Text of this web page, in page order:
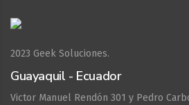
2023 Geek Soluciones.
Guayaquil - Ecuador
Victor Manuel Rendón 301 y Pedro